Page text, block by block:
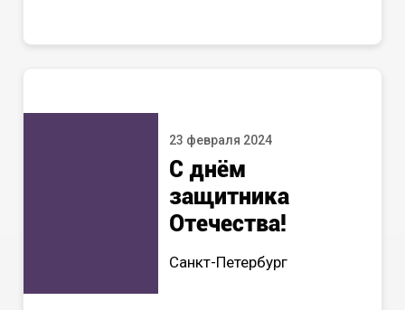
23 февраля 2024
С днём
защитника
Отечества!
Санкт-Петербург